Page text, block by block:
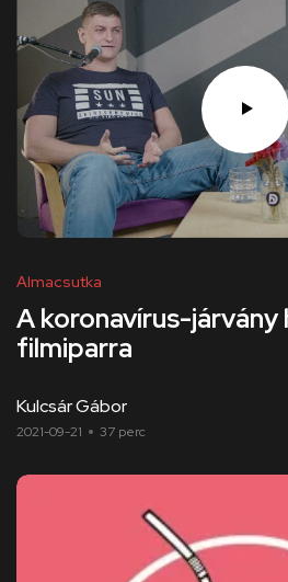
Almacsutka
A koronavírus-járvány
filmiparra
Kulcsár Gábor
2021-09-21 37 perc